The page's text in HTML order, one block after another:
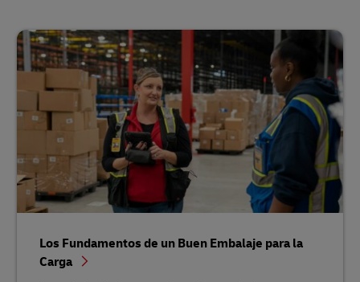
Los Fundamentos de un Buen Embalaje para la
Carga